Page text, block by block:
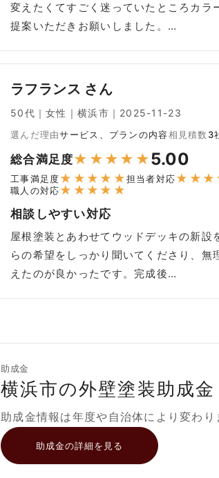
変えたくてすごく迷っていたところカラ
提案いただきお願いしました。…
ラフランス さん
50代｜女性｜横浜市｜2025-11-23
選んだ理由サービス、プランの内容相見積数 3
総合満足度★ ★ ★ ★ ★5.00
工事満足度★ ★ ★ ★ ★担当者対応★ ★ ★
職人の対応★ ★ ★ ★ ★
相談しやすい対応
屋根塗装とあわせてウッドデッキの新設
らの希望をしっかり聞いてくださり、無
えたのが良かったです。完成後…
助成金
横浜市の外壁塗装助成金
助成金情報は年度や自治体により変わ
助成金の詳細を見る